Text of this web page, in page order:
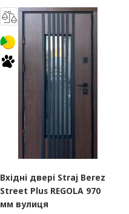
Вхідні двері Straj Berez
Street Plus REGOLA 970
мм вулиця